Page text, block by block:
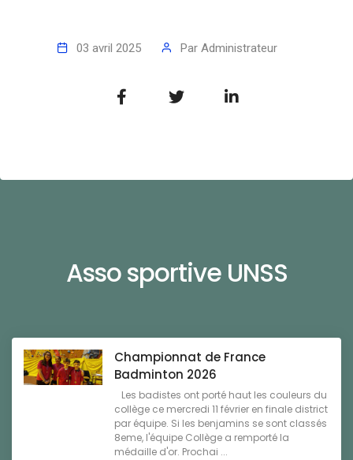
03 avril 2025 Par Administrateur
Asso sportive UNSS
Championnat de France
Badminton 2026
Les badistes ont porté haut les couleurs du
collège ce mercredi 11 février en finale district
par équipe. Si les benjamins se sont classés
8eme, l'équipe Collège a remporté la
médaille d'or. Prochai ...